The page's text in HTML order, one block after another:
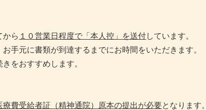
から １０営業日程度で「本人控」を送付しています。
手元に書類が到達するまでにお時間をいただきます。
をおすすめします。
費受給者証（精神通院）原本の提出が必要となります。